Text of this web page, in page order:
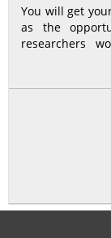
You will get
as the
researchers